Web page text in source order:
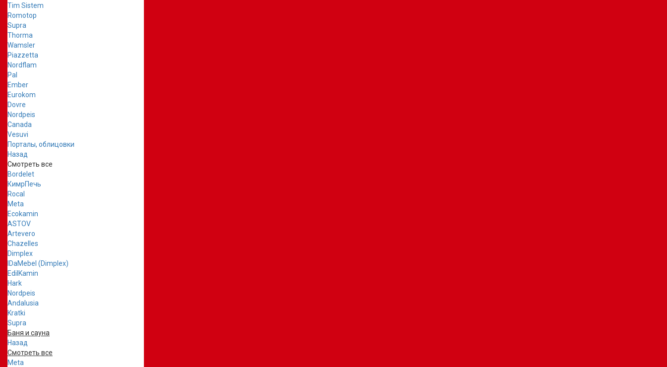
Tim Sistem
Romotop
Supra
Thorma
Wamsler
Piazzetta
Nordflam
Pal
Ember
Eurokom
Dovre
Nordpeis
Canada
Vesuvi
Порталы, облицовки
Назад
Смотреть все
Bordelet
КимрПечь
Rocal
Meta
Ecokamin
ASTOV
Artevero
Chazelles
Dimplex
IDaMebel (Dimplex)
EdilKamin
Hark
Nordpeis
Andalusia
Kratki
Supra
Баня и сауна
Назад
Смотреть все
Meta